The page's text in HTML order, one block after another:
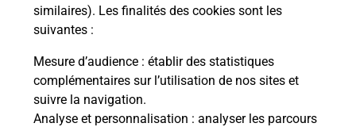
similaires). Les finalités des cookies sont les
suivantes :
Mesure d’audience : établir des statistiques
complémentaires sur l’utilisation de nos sites et
suivre la navigation.
Analyse et personnalisation : analyser les parcours
Vieille Eglise En Yvelines
Villepreux
Villette